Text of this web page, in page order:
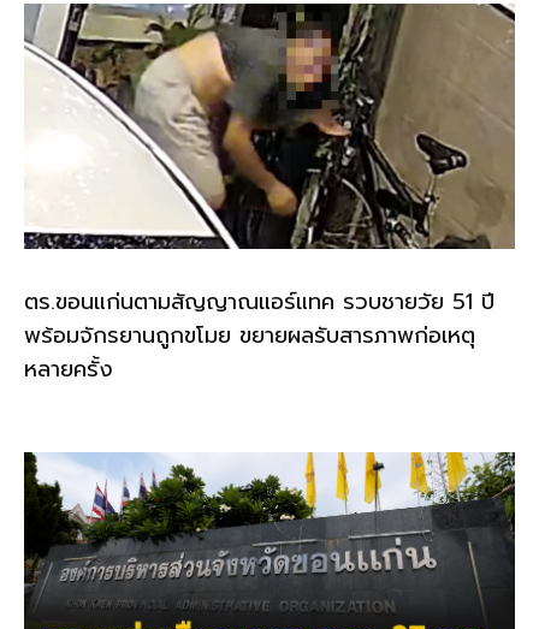
ตร.ขอนแก่นตามสัญญาณแอร์แทค รวบชายวัย 51 ปี
พร้อมจักรยานถูกขโมย ขยายผลรับสารภาพก่อเหตุ
หลายครั้ง